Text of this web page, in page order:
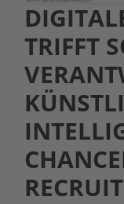
TRIFFT